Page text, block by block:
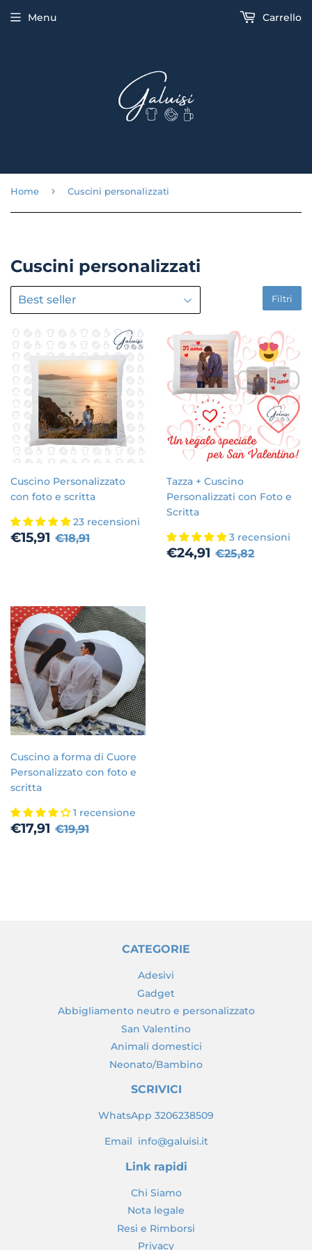
Menu Carrello
Home › Cuscini personalizzati
Cuscini personalizzati
Filtri
Cuscino Personalizzato
con foto e scritta
23 recensioni
Prezzo
€15,91 €15,91
Prezzo di listino
€18,91
Tazza + Cuscino
Personalizzati con Foto e
Scritta
3 recensioni
Prezzo
€24,91 €24,91
Prezzo di
€25,82
Cuscino a forma di Cuore
Personalizzato con foto e
scritta
1 recensione
Prezzo
€17,91 €17,91
Prezzo di listino
€19,91
CATEGORIE
Adesivi
Gadget
Abbigliamento neutro e personalizzato
San Valentino
Animali domestici
Neonato/Bambino
SCRIVICI
WhatsApp 3206238509
Email info@galuisi.it
Link rapidi
Chi Siamo
Nota legale
Resi e Rimborsi
Privacy